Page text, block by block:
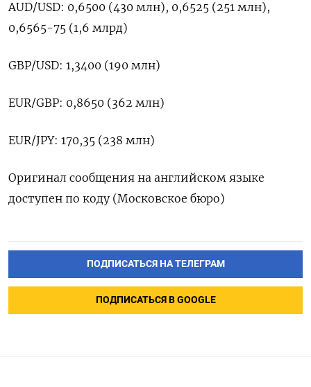
AUD/USD: 0,6500 (430 млн), 0,6525 (251 млн),
0,6565-75 (1,6 млрд)
GBP/USD: 1,3400 (190 млн)
EUR/GBP: 0,8650 (362 млн)
EUR/JPY: 170,35 (238 млн)
Оригинал сообщения на английском языке
доступен по коду (Московское бюро)
ПОДПИСАТЬСЯ НА ТЕЛЕГРАМ
ПОДПИСАТЬСЯ В GOOGLE